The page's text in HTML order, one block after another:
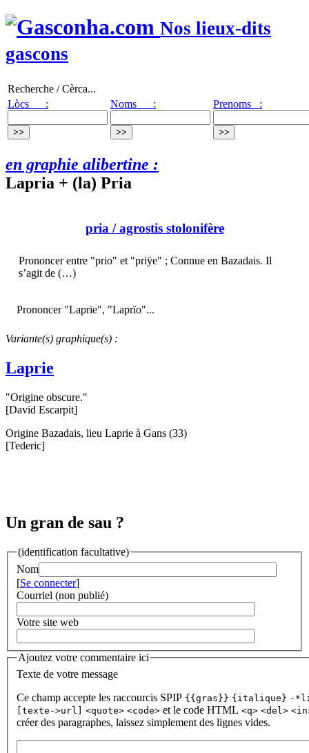
Nos lieux-dits
gascons
Recherche / Cèrca...
Lòcs :
Noms : Prenoms :
en graphie alibertine :
Lapria + (la) Pria
pria/ agrostis stolonifère
Prononcer entre "prio" et "priÿe" ; Connue en Bazadais. Il
s’agit de (…)
Prononcer "Laprïe", "Laprïo"...
Variante(s) graphique(s) :
Laprie
"Origine obscure."
[David Escarpit]
Origine Bazadais, lieu Laprie à Gans (33)
[Tederic]
Un gran de sau ?
(identification facultative)
Nom
[Se connecter]
Courriel (non publié)
Votre site web
Ajoutez votre commentaire ici
Texte de votre message
Ce champ accepte les raccourcis SPIP {{gras}} {italique} -
[texte->url] <quote> <code> et le code HTML <q> <del>
créer des paragraphes, laissez simplement des lignes vides.